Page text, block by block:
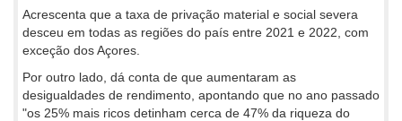
Acrescenta que a taxa de privação material e social severa
desceu em todas as regiões do país entre 2021 e 2022, com
exceção dos Açores.
Por outro lado, dá conta de que aumentaram as
desigualdades de rendimento, apontando que no ano passado
"os 25% mais ricos detinham cerca de 47% da riqueza do